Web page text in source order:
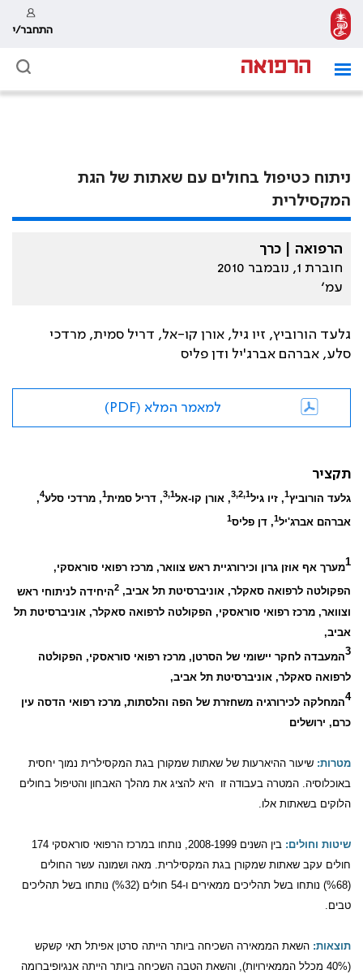
התחבר/י
ניתוח כטיפול בחולים עם שאתות של הגת
המקסילרית
הרפואה | כרך
חוברת 1, נובמבר 2010
עמ׳
גלעד הורוביץ, זיו גיל, אורן קו-אל, דריל סמית, מרדכי
סלע, אברהם אברג'יל ודן פליס
למאמר המלא (PDF)
תקציר
גלעד הורוביץ1, זיו גיל3,2,1, אורן קו-אל3,1, דריל סמית1, מרדכי סלע4
,
אברהם אברג'יל1, דן פליס1
1מערך אף אוזן גרון וכירורגיית ראש צוואר, מרכז רפואי סוראסקי,
הפקולטה לרפואה סאקלר, אוניברסיטת תל אביב, 2היחידה לניתוחי ראש
וצוואר, מרכז רפואי סוראסקי, הפקולטה לרפואה סאקלר, אוניברסיטת תל
אביב,
3המעבדה לחקר יישומי של הסרטן, מרכז רפואי סוראסקי, הפקולטה
לרפואה סאקלר, אוניברסיטת תל אביב,
4המחלקה לכירורגיה משחזרת של הפה והלסתות, מרכז רפואי הדסה עין
כרם, ירושלים
מטרות: שיעור ההיארעות של שאתות שמקורן בגת המקסילרית נמוך יחסית
באוכלוסיה. המטרה בעבודה זו היא להציג את מהלך האבחון והטיפול בחולים
הלוקים בשאתות אלו.
שיטות וחולים:
בין השנים 2008-1999, נותחו במרכז הרפואי סוראסקי 174
חולים עקב שאתות שמקורן בגת המקסילרית. מאה ושמונה עשר החולים
(%68) נותחו בשל תהליכים ממאירים ו-54 חולים (%32) נותחו בשל תהליכים
טבים.
תוצאות: השאת הממאירה השכיחה ביותר הייתה סרטן אפיתל תאי קשקש
(40% מכלל הממאירויות), והשאת הטבה השכיחה ביותר הייתה אנגיופיברומה